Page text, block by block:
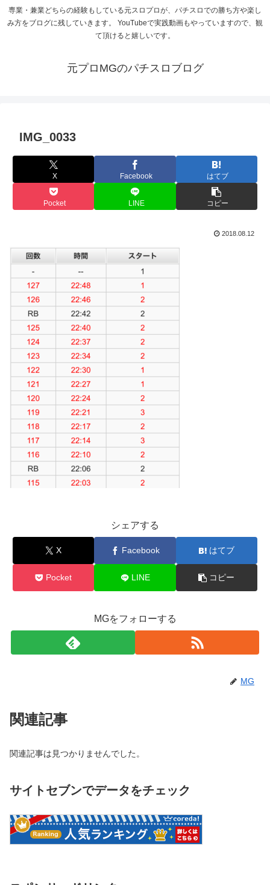
専業・兼業どちらの経験もしている元スロプロが、パチスロでの勝ち方や楽し
み方をブログに残していきます。 YouTubeで実践動画もやっていますので、観
て頂けると嬉しいです。
元プロMGのパチスロブログ
IMG_0033
X Facebook はてブ
Pocket LINE コピー
2018.08.12
シェアする
X Facebook はてブ
Pocket LINE コピー
MGをフォローする
MG
関連記事
関連記事は見つかりませんでした。
サイトセブンでデータをチェック